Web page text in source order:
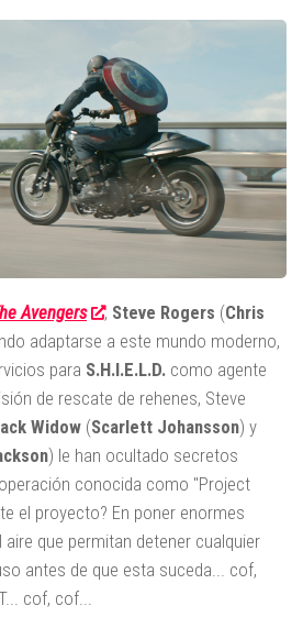
Avengers , Steve Rogers (Chris
adaptarse a este mundo moderno,
para S.H.I.E.L.D. como agente
de rescate de rehenes, Steve
Widow (Scarlett Johansson) y
) le han ocultado secretos
conocida como "Project
el proyecto? En poner enormes
que permitan detener cualquier
antes de que esta suceda... cof,
cof, cof...